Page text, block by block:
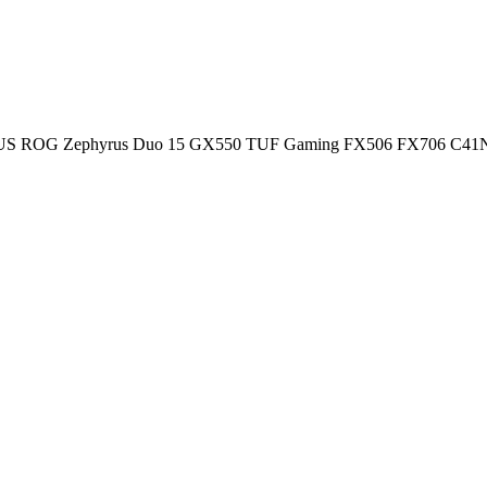
ROG Zephyrus Duo 15 GX550 TUF Gaming FX506 FX706